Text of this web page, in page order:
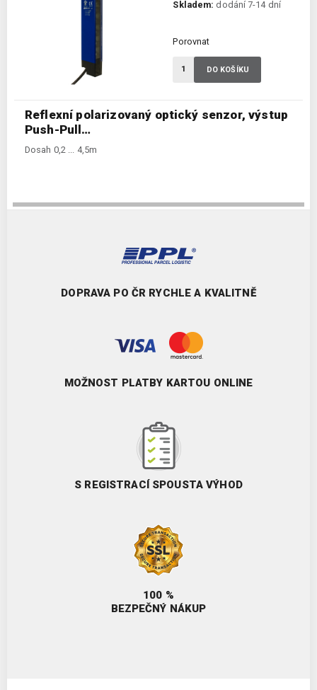
Reflexní polarizovaný optický senzor, výstup
Push-Pull…
Dosah 0,2 ... 4,5m
Skladem: dodání 7-14 dní
Porovnat
DO KOŠÍKU
DOPRAVA PO ČR RYCHLE A KVALITNĚ
MOŽNOST PLATBY KARTOU ONLINE
S REGISTRACÍ SPOUSTA VÝHOD
100 %
BEZPEČNÝ NÁKUP